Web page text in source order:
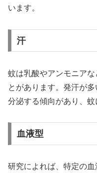
います。
汗
蚊は乳酸やアンモニア
とがあります。発汗が
分泌する傾向があり、蚊
血液型
研究によれば、特定の